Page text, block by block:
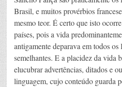
Brasil, e muitos provérbios
mesmo teor. É certo que isto
países, pois a vida
antigamente deparava em todos
semelhantes. E a placidez da vida
elucubrar advertências, ditados e
linguagem, cujo conteúdo guarda